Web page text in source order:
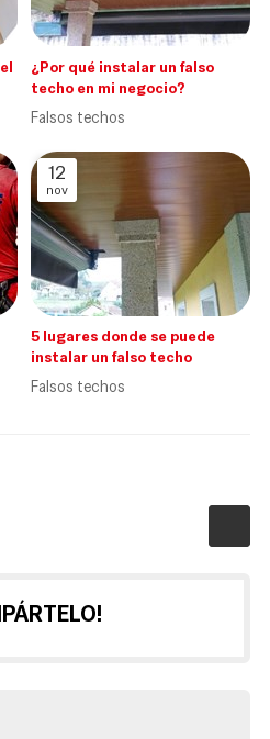
¿Por qué instalar un falso
techo en mi negocio?
Falsos techos
12
nov
5 lugares donde se puede
instalar un falso techo
Falsos techos